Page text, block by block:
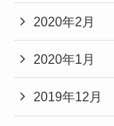
2020年2月
2020年1月
2019年12月